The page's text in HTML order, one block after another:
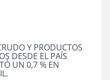
Y PRODUCTOS
DESDE EL PAÍS
UN 0,7 % EN